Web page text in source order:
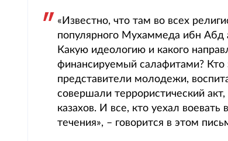
«Известно, что там во всех
популярного Мухаммеда ибн Абд
Какую идеологию и какого
финансируемый салафитами? Кто
представители молодежи,
совершали террористический
казахов. И все, кто уехал
течения», – говорится в этом